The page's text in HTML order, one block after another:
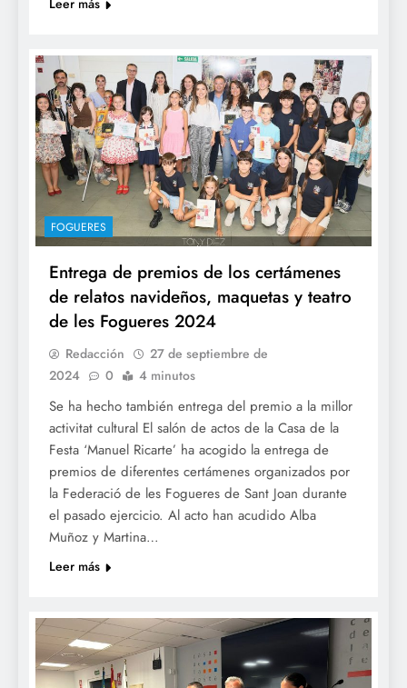
Leer más
FOGUERES
Entrega de premios de los certámenes
de relatos navideños, maquetas y teatro
de les Fogueres 2024
Redacción
27 de septiembre de
2024
0 4 minutos
Se ha hecho también entrega del premio a la millor
activitat cultural El salón de actos de la Casa de la
Festa ‘Manuel Ricarte’ ha acogido la entrega de
premios de diferentes certámenes organizados por
la Federació de les Fogueres de Sant Joan durante
el pasado ejercicio. Al acto han acudido Alba
Muñoz y Martina…
Leer más